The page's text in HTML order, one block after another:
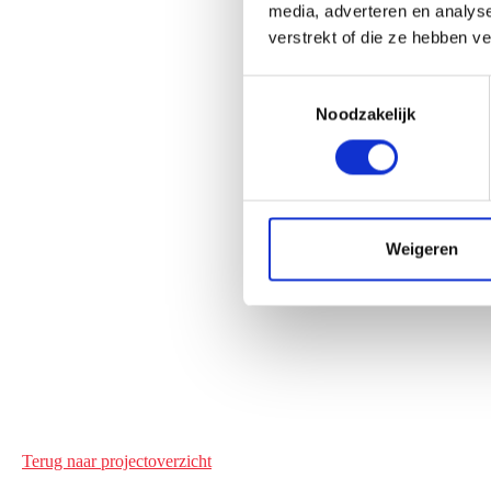
media, adverteren en
verstrekt of die ze hebben
i
Noodzakelijk
Weigeren
Terug naar projectoverzicht